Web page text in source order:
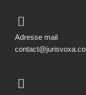
Adresse mail